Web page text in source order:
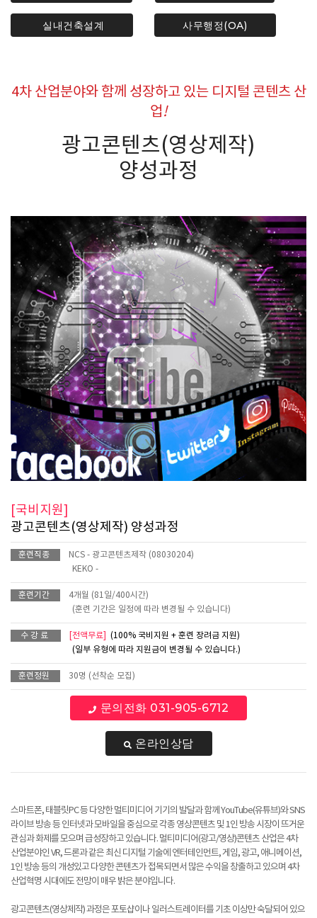
실내건축설계 사무행정(OA)
4차 산업분야와 함께 성장하고 있는 디지털 콘텐츠 산
업!
광고콘텐츠(영상제작)
양성과정
[국비지원]
광고콘텐츠(영상제작) 양성과정
훈련직종
NCS - 광고콘텐츠제작 (08030204)
KEKO -
훈련기간
4개월 (81일/400시간)
(훈련 기간은 일정에 따라 변경될 수 있습니다)
수 강 료 [전액무료]
(100% 국비지원 + 훈련 장려금 지원)
(일부 유형에 따라 지원금이 변경될 수 있습니다.)
훈련정원 30명 (선착순 모집)
문의전화 031-905-6712
온라인상담
스마트폰, 태블릿PC 등 다양한 멀티미디어 기기의 발달과 함께 YouTube(유튜브)와 SNS
라이브 방송 등 인터넷과 모바일을 중심으로 각종 영상콘텐츠 및 1인 방송 시장이 뜨거운
관심과 화제를 모으며 급성장하고 있습니다. 멀티미디어(광고/영상)콘텐츠 산업은 4차
산업분야인 VR, 드론과 같은 최신 디지털 기술에 엔터테인먼트, 게임, 광고, 애니메이션,
1인 방송 등의 개성있고 다양한 콘텐츠가 접목되면서 많은 수익을 창출하고 있으며 4차
산업혁명 시대에도 전망이 매우 밝은 분야입니다.
광고콘텐츠(영상제작) 과정은 포토샵이나 일러스트레이터를 기초 이상만 숙달되어 있으